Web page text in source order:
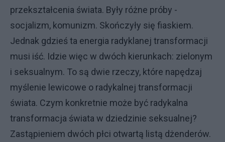
przekształcenia świata. Były różne próby -
socjalizm, komunizm. Skończyły się fiaskiem.
Jednak gdzieś ta energia radyklanej transformacji
musi iść. Idzie więc w dwóch kierunkach: zielonym
i seksualnym. To są dwie rzeczy, które napędzaj
myślenie lewicowe o radykalnej transformacji
świata. Czym konkretnie może być radykalna
transformacja świata w dziedzinie seksualnej?
Zastąpieniem dwóch płci otwartą listą dżenderów.